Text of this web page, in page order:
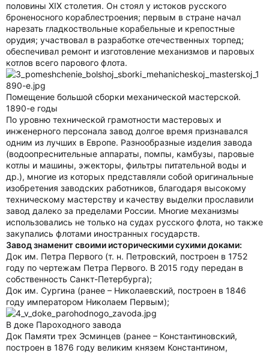
половины XIX столетия. Он стоял у истоков русского
броненосного кораблестроения; первым в стране начал
нарезать гладкоствольные корабельные и крепостные
орудия; участвовал в разработке отечественных торпед;
обеспечивал ремонт и изготовление механизмов и паровых
котлов всего парового флота.
Помещение большой сборки механической мастерской.
1890-е годы
По уровню технической грамотности мастеровых и
инженерного персонала завод долгое время признавался
одним из лучших в Европе. Разнообразные изделия завода
(водоопреснительные аппараты, помпы, камбузы, паровые
котлы и машины, эжекторы, фильтры питательной воды и
др.), многие из которых представляли собой оригинальные
изобретения заводских работников, благодаря высокому
техническому мастерству и качеству выделки прославили
завод далеко за пределами России. Многие механизмы
использовались не только на судах русского флота, но также
закупались флотами иностранных государств.
Завод знаменит своими историческими сухими доками:
Док им. Петра Первого (т. н. Петровский, построен в 1752
году по чертежам Петра Первого. В 2015 году передан в
собственность Санкт-Петербурга);
Док им. Сургина (ранее – Николаевский, построен в 1846
году императором Николаем Первым);
В доке Пароходного завода
Док Памяти трех Эсминцев (ранее – Константиновский,
построен в 1876 году великим князем Константином,